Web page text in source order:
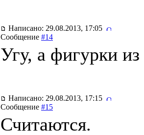
Написано: 29.08.2013, 17:05
Сообщение #14
Угу, а фигурки
Написано: 29.08.2013, 17:15
Сообщение #15
Считаются.